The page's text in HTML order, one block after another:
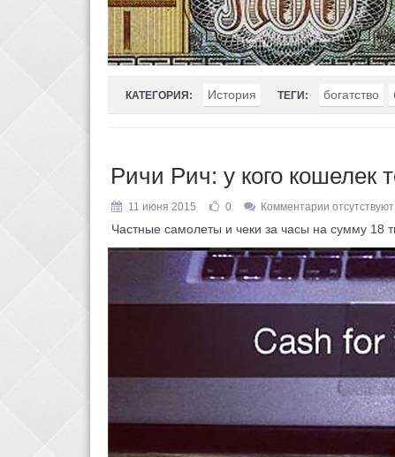
КАТЕГОРИЯ: История ТЕГИ: богатство
Ричи Рич: у кого кошелек
11 июня 2015 0 Комментарии отсутствуют
Частные самолеты и чеки за часы на сумму 18